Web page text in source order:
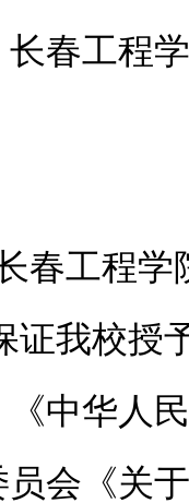
春工程
春工程
证我校授
中华人
会《关